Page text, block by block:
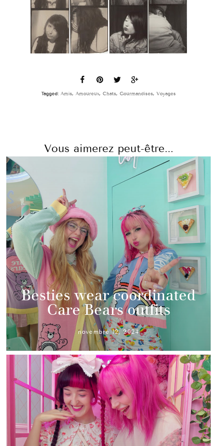
Tagged: Amis, Amoureux, Chats, Gourmandises, Voyages
Vous aimerez peut-être...
Besties wear coordinated
Care Bears outfits
novembre 12, 2024